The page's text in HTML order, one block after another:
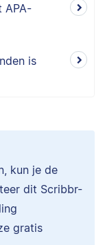
APA-
is
kun je de
dit Scribbr-
gratis